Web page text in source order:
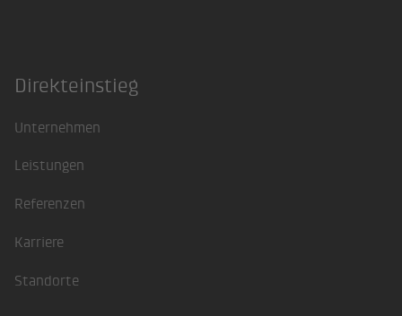
Direkteinstieg
Unternehmen
Leistungen
Referenzen
Karriere
Standorte